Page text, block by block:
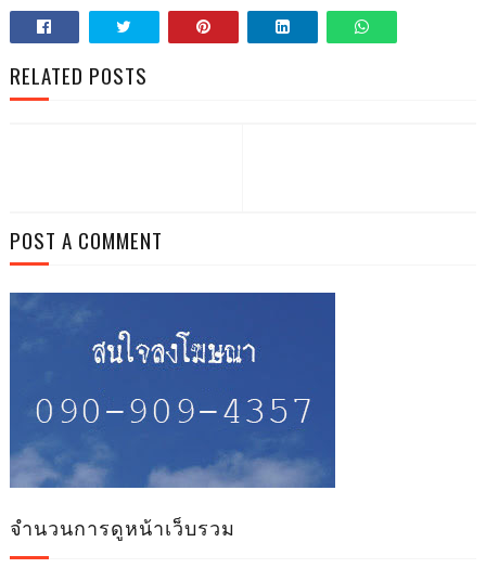
RELATED POSTS
POST A COMMENT
จำนวนการดูหน้าเว็บรวม